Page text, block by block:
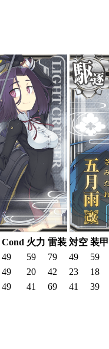
Cond 火力 雷装 対空 装甲
49 59 79 49
59
49 20 42 23
18
49 41 69 41 39